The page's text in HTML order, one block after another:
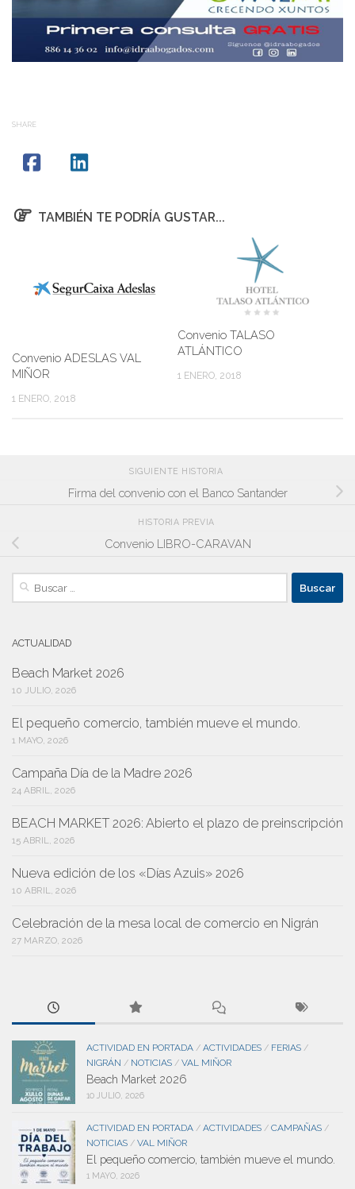
SHARE
TAMBIÉN TE PODRÍA GUSTAR...
Convenio ADESLAS VAL
MIÑOR
1 ENERO, 2018
Convenio TALASO
ATLÁNTICO
1 ENERO, 2018
SIGUIENTE HISTORIA
Firma del convenio con el Banco Santander
HISTORIA PREVIA
Convenio LIBRO-CARAVAN
Buscar:
ACTUALIDAD
Beach Market 2026
10 JULIO, 2026
El pequeño comercio, también mueve el mundo.
1 MAYO, 2026
Campaña Día de la Madre 2026
24 ABRIL, 2026
BEACH MARKET 2026: Abierto el plazo de preinscripción
15 ABRIL, 2026
Nueva edición de los «Días Azuis» 2026
10 ABRIL, 2026
Celebración de la mesa local de comercio en Nigrán
27 MARZO, 2026
ACTIVIDAD EN PORTADA / ACTIVIDADES / FERIAS /
NIGRÁN / NOTICIAS / VAL MIÑOR
Beach Market 2026
10 JULIO, 2026
ACTIVIDAD EN PORTADA / ACTIVIDADES / CAMPAÑAS /
NOTICIAS / VAL MIÑOR
El pequeño comercio, también mueve el mundo.
1 MAYO, 2026